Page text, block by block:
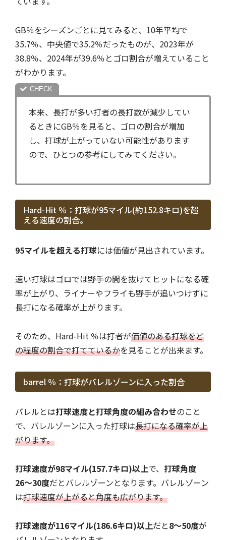
GB％をシーズンごとに見てみると、10年平均で
35.7％、中央値で35.2％だったものが、2023年が
38.8％、2024年が39.6％とゴロ割合が増えていること
がわかります。
本来、長打が多い打者の長打数が減少してい
るときにGB％を見ると、ゴロの割合が増加
し、打球が上がっていない可能性があります
ので、ひとつの参考にしてみてください。
Hard-Hit ％：打球が95マイル(約152.8キロ)を超
える速度の割合。
95マイルを超える打球には価値が見出されています。
速い打球はゴロでは野手の間を抜けてヒットになる確
率が上がり、ライナーやフライも野手が追いつけずに
長打になる確率が上がります。
そのため、Hard-Hit ％は打者が価値のある打球をど
の程度の割合で打てているかを見ることが出来ます。
barrel ％：打球がバレルゾーンに入った割合
バレルとは打球速度と打球角度の組み合わせのこと
で、バレルゾーンに入った打球は長打になる確率が上
がります。
打球速度が98マイル(157.7キロ)以上で、 打球角度
26〜30度だとバレルゾーンとなります。バレルゾーン
は打球速度が上がると角度も広がります。
打球速度が116マイル(186.6キロ)以上だと8〜50度が